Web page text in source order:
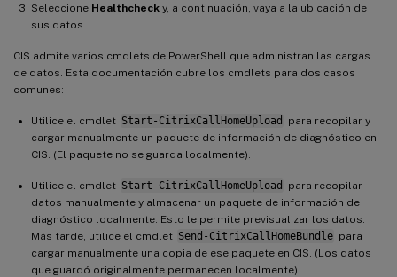
Seleccione Healthcheck y, a continuación, vaya a la ubicación de
sus datos.
CIS admite varios cmdlets de PowerShell que administran las cargas
de datos. Esta documentación cubre los cmdlets para dos casos
comunes:
Utilice el cmdlet Start-CitrixCallHomeUpload
para recopilar y
cargar manualmente un paquete de información de diagnóstico en
CIS. (El paquete no se guarda localmente).
Utilice el cmdlet Start-CitrixCallHomeUpload
para recopilar
datos manualmente y almacenar un paquete de información de
diagnóstico localmente. Esto le permite previsualizar los datos.
Más tarde, utilice el cmdlet Send-CitrixCallHomeBundle para
cargar manualmente una copia de ese paquete en CIS. (Los datos
que guardó originalmente permanecen localmente).